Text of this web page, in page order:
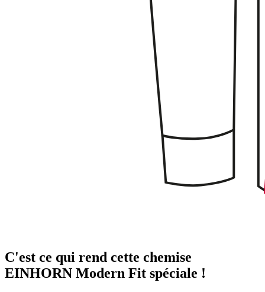
C'est ce qui rend cette chemise
EINHORN Modern Fit spéciale !